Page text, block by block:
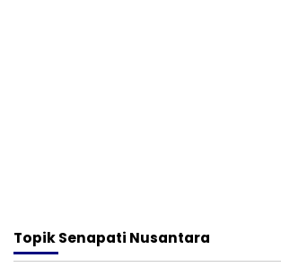
TopikSenapati Nusantara